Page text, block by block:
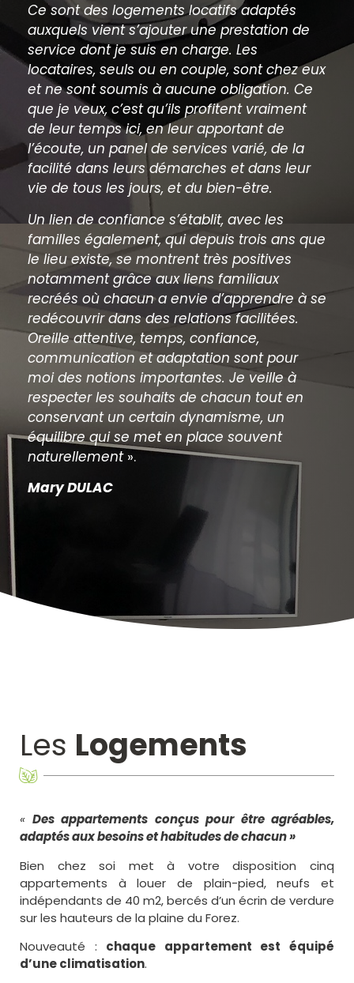
Ce sont des logements locatifs adaptés
auxquels vient s’ajouter une prestation de
service dont je suis en charge. Les
locataires, seuls ou en couple, sont chez eux
et ne sont soumis à aucune obligation. Ce
que je veux, c’est qu’ils profitent vraiment
de leur temps ici, en leur apportant de
l’écoute, un panel de services varié, de la
facilité dans leurs démarches et dans leur
vie de tous les jours, et du bien-être.
Un lien de confiance s’établit, avec les
familles également, qui depuis trois ans que
le lieu existe, se montrent très positives
notamment grâce aux liens familiaux
recréés où chacun a envie d’apprendre à se
redécouvrir dans des relations facilitées.
Oreille attentive, temps, confiance,
communication et adaptation sont pour
moi des notions importantes. Je veille à
respecter les souhaits de chacun tout en
conservant un certain dynamisme, un
équilibre qui se met en place souvent
naturellement ».
Mary DULAC
Les Logements
« Des appartements conçus pour être agréables,
adaptés aux besoins et habitudes de chacun »
Bien chez soi met à votre disposition cinq
appartements à louer de plain-pied, neufs et
indépendants de 40 m2, bercés d’un écrin de verdure
sur les hauteurs de la plaine du Forez.
Nouveauté : chaque appartement est équipé
d’une climatisation.